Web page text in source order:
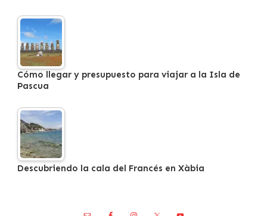
Cómo llegar y presupuesto para viajar a la Isla de
Pascua
Descubriendo la cala del Francés en Xàbia